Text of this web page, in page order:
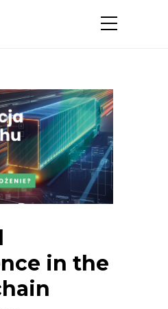
in the